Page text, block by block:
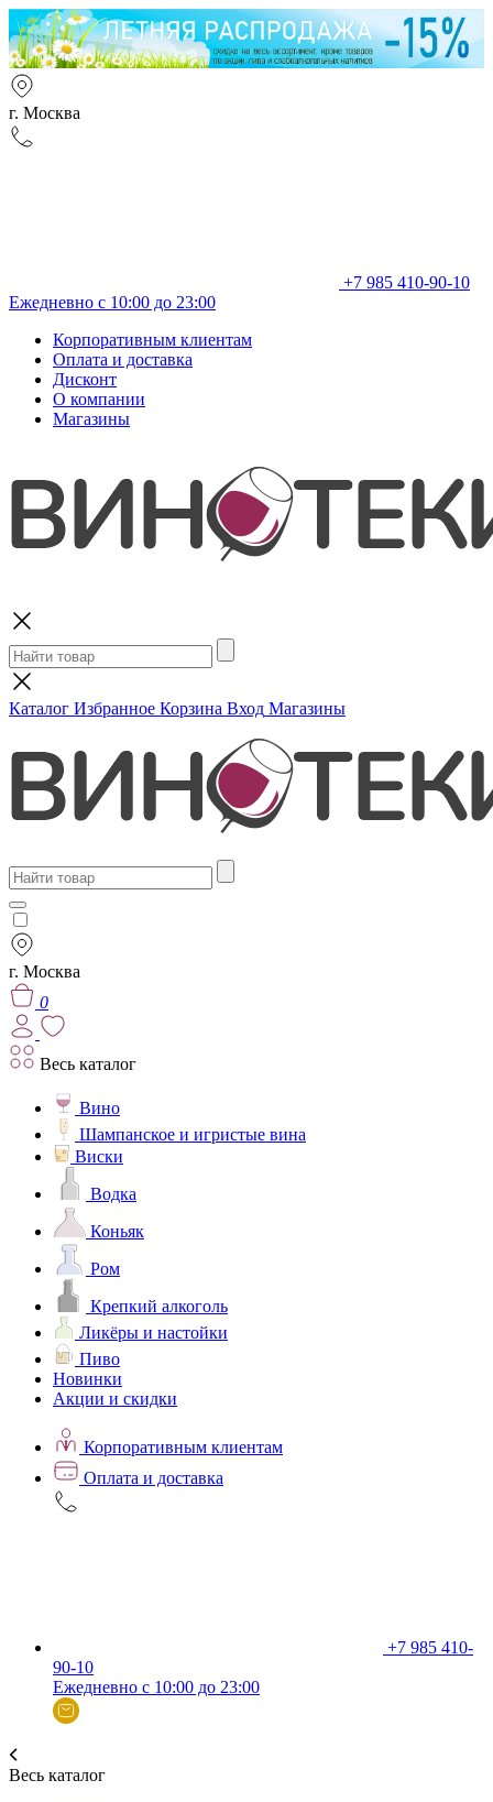
г. Москва
+7 985 410-90-10
Ежедневно с 10:00 до 23:00
Корпоративным клиентам
Оплата и доставка
Дисконт
О компании
Магазины
Каталог Избранное Корзина Вход Магазины
г. Москва
0
Весь каталог
Вино
Шампанское и игристые вина
Виски
Водка
Коньяк
Ром
Крепкий алкоголь
Ликёры и настойки
Пиво
Новинки
Акции и скидки
Корпоративным клиентам
Оплата и доставка
+7 985 410-
90-10
Ежедневно с 10:00 до 23:00
Весь каталог